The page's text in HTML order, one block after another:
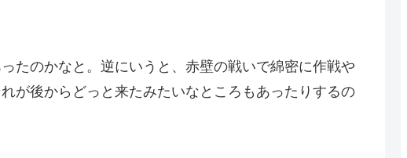
たのかなと。逆にいうと、赤壁の戦いで綿密に作戦や
が後からどっと来たみたいなところもあったりするの